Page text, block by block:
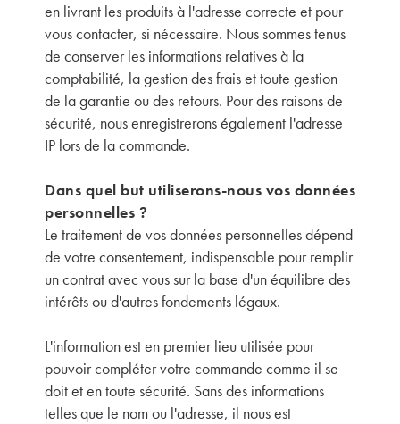
en livrant les produits à l'adresse correcte et pour
vous contacter, si nécessaire. Nous sommes tenus
de conserver les informations relatives à la
comptabilité, la gestion des frais et toute gestion
de la garantie ou des retours. Pour des raisons de
sécurité, nous enregistrerons également l'adresse
IP lors de la commande.
Dans quel but utiliserons-nous vos données
personnelles ?
Le traitement de vos données personnelles dépend
de votre consentement, indispensable pour remplir
un contrat avec vous sur la base d'un équilibre des
intérêts ou d'autres fondements légaux.
L'information est en premier lieu utilisée pour
pouvoir compléter votre commande comme il se
doit et en toute sécurité. Sans des informations
telles que le nom ou l'adresse, il nous est